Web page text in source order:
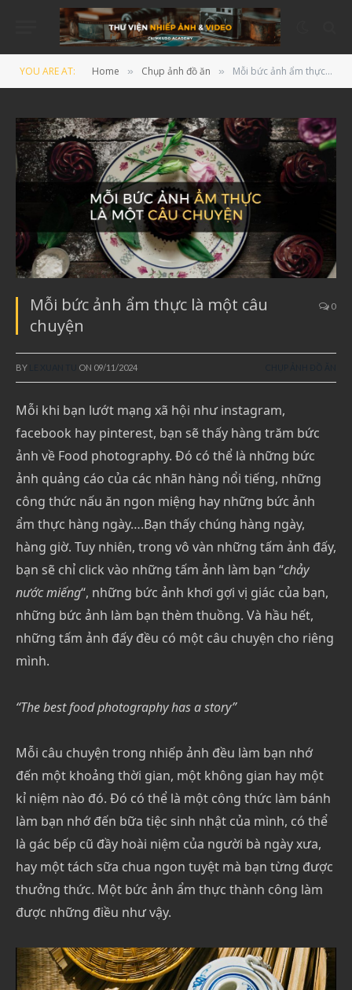
YOU ARE AT: Home » Chụp ảnh đồ ăn » Mỗi bức ảnh ẩm thực là một câu chuyện
Mỗi bức ảnh ẩm thực là một câu
chuyện
0
BY ON 09/11/2024
Mỗi khi bạn lướt mạng xã hội như instagram,
facebook hay pinterest, bạn sẽ thấy hàng trăm bức
ảnh về Food photography. Đó có thể là những bức
ảnh quảng cáo của các nhãn hàng nổi tiếng, những
công thức nấu ăn ngon miệng hay những bức ảnh
ẩm thực hàng ngày….Bạn thấy chúng hàng ngày,
hàng giờ. Tuy nhiên, trong vô vàn những tấm ảnh đấy,
bạn sẽ chỉ click vào những tấm ảnh làm bạn “chảy
nước miếng“, những bức ảnh khơi gợi vị giác của bạn,
những bức ảnh làm bạn thèm thuồng. Và hầu hết,
những tấm ảnh đấy đều có một câu chuyện cho riêng
mình.
“The best food photography has a story”
Mỗi câu chuyện trong nhiếp ảnh đều làm bạn nhớ
đến một khoảng thời gian, một không gian hay một
kỉ niệm nào đó. Đó có thể là một công thức làm bánh
làm bạn nhớ đến bữa tiệc sinh nhật của mình, có thể
là gác bếp cũ đầy hoài niệm của người bà ngày xưa,
hay một tách sữa chua ngon tuyệt mà bạn từng được
thưởng thức. Một bức ảnh ẩm thực thành công làm
được những điều như vậy.